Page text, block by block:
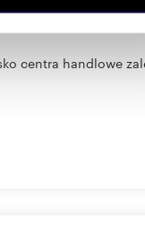
od Ciebie lub
centra handlowe